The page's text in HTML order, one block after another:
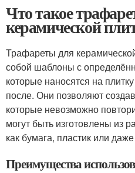
Что такое
керамической
Трафареты для
собой шаблоны с
которые наносятся на
после. Они позволяют
которые невозможно
могут быть изготовлены из
как бумага, пластик или
Преимущества